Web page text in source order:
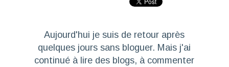
Aujourd'hui je suis de retour après
quelques jours sans bloguer. Mais j'ai
continué à lire des blogs, à commenter